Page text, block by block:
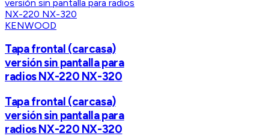
KENWOOD
Tapa frontal (carcasa)
versión sin pantalla para
radios NX-220 NX-320
Tapa frontal (carcasa)
versión sin pantalla para
radios NX-220 NX-320